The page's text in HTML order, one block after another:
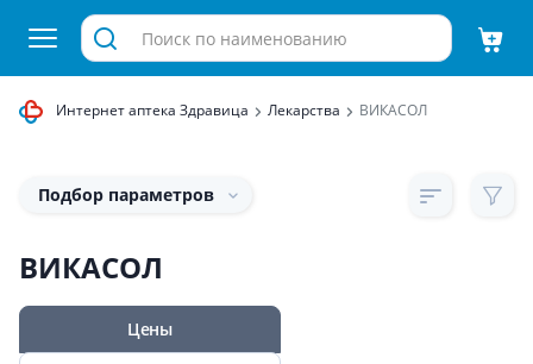
Интернет аптека Здравица Лекарства ВИКАСОЛ
Подбор параметров
ВИКАСОЛ
Цены